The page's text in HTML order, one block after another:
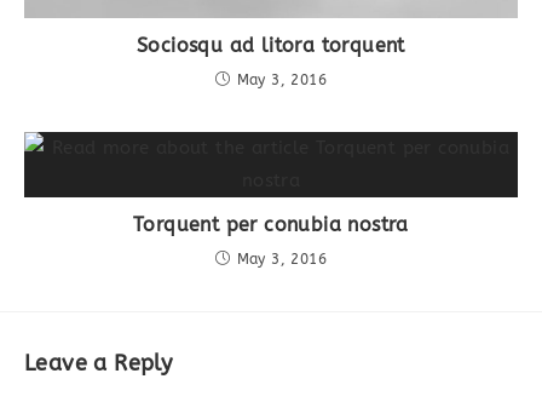
Sociosqu ad litora torquent
May 3, 2016
Torquent per conubia nostra
May 3, 2016
Leave a Reply